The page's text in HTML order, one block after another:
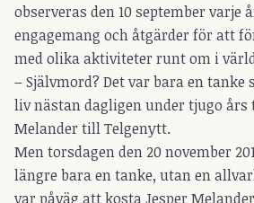
observeras den 10 september varje
engagemang och åtgärder för att
med olika aktiviteter runt om i
– Självmord? Det var bara en
liv nästan dagligen under tjugo års
Melander till Telgenytt.
Men torsdagen den 20 november
längre bara en tanke, utan en
var påväg att kosta Jesper